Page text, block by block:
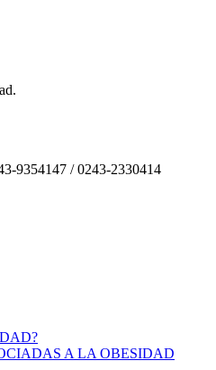
9354147 / 0243-2330414
A LA OBESIDAD